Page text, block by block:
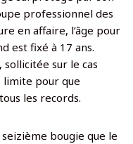
professionnel des
en affaire, l’âge pour
est fixé à 17 ans.
sollicitée sur le cas
limite pour que
les records.
seizième bougie que le